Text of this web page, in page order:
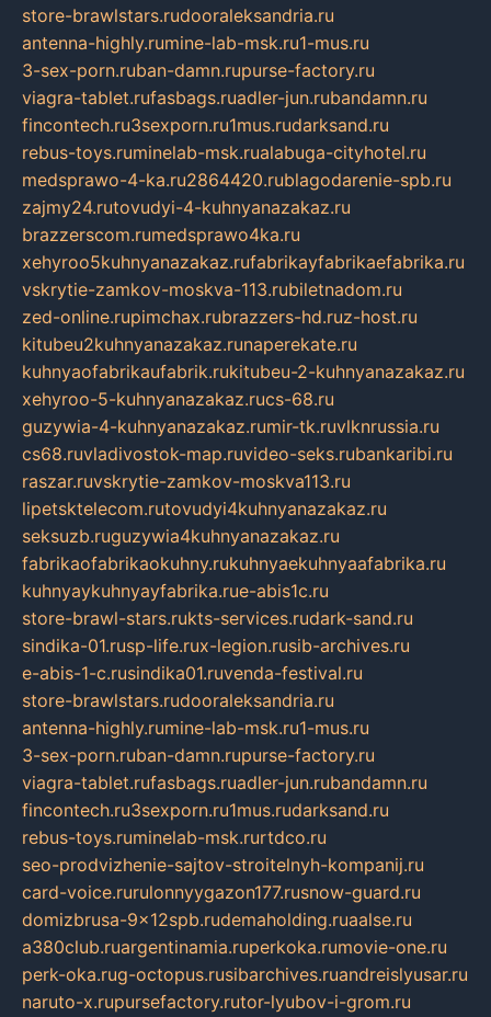
store-brawlstars.rudooraleksandria.ru
antenna-highly.rumine-lab-msk.ru1-mus.ru
3-sex-porn.ruban-damn.rupurse-factory.ru
viagra-tablet.rufasbags.ruadler-jun.rubandamn.ru
fincontech.ru3sexporn.ru1mus.rudarksand.ru
rebus-toys.ruminelab-msk.rualabuga-cityhotel.ru
medsprawo-4-ka.ru2864420.rublagodarenie-spb.ru
zajmy24.rutovudyi-4-kuhnyanazakaz.ru
brazzerscom.rumedsprawo4ka.ru
xehyroo5kuhnyanazakaz.rufabrikayfabrikaefabrika.ru
vskrytie-zamkov-moskva-113.rubiletnadom.ru
zed-online.rupimchax.rubrazzers-hd.ruz-host.ru
kitubeu2kuhnyanazakaz.runaperekate.ru
kuhnyaofabrikaufabrik.rukitubeu-2-kuhnyanazakaz.ru
xehyroo-5-kuhnyanazakaz.rucs-68.ru
guzywia-4-kuhnyanazakaz.rumir-tk.ruvlknrussia.ru
cs68.ruvladivostok-map.ruvideo-seks.rubankaribi.ru
raszar.ruvskrytie-zamkov-moskva113.ru
lipetsktelecom.rutovudyi4kuhnyanazakaz.ru
seksuzb.ruguzywia4kuhnyanazakaz.ru
fabrikaofabrikaokuhny.rukuhnyaekuhnyaafabrika.ru
kuhnyaykuhnyayfabrika.rue-abis1c.ru
store-brawl-stars.rukts-services.rudark-sand.ru
sindika-01.rusp-life.rux-legion.rusib-archives.ru
e-abis-1-c.rusindika01.ruvenda-festival.ru
store-brawlstars.rudooraleksandria.ru
antenna-highly.rumine-lab-msk.ru1-mus.ru
3-sex-porn.ruban-damn.rupurse-factory.ru
viagra-tablet.rufasbags.ruadler-jun.rubandamn.ru
fincontech.ru3sexporn.ru1mus.rudarksand.ru
rebus-toys.ruminelab-msk.rurtdco.ru
seo-prodvizhenie-sajtov-stroitelnyh-kompanij.ru
card-voice.rurulonnyygazon177.rusnow-guard.ru
domizbrusa-9x12spb.rudemaholding.ruaalse.ru
a380club.ruargentinamia.ruperkoka.rumovie-one.ru
perk-oka.rug-octopus.rusibarchives.ruandreislyusar.ru
naruto-x.rupursefactory.rutor-lyubov-i-grom.ru